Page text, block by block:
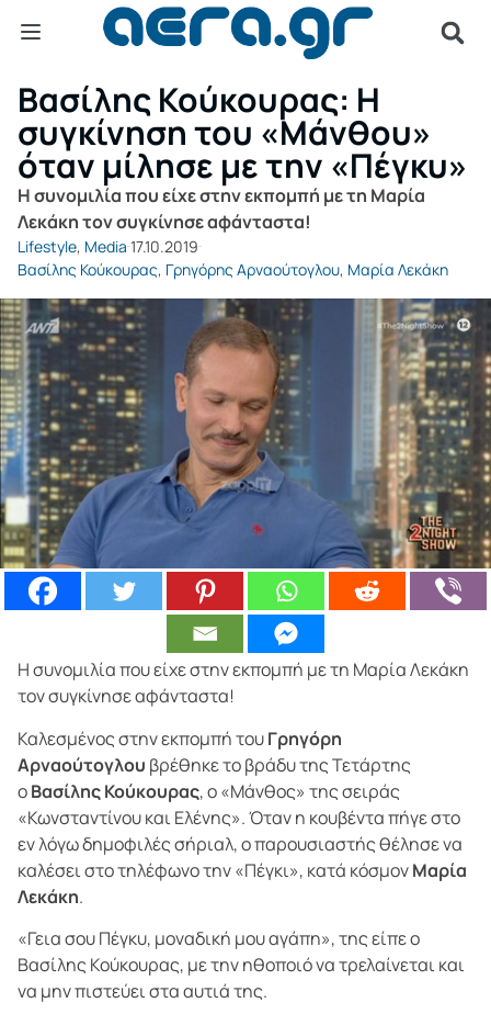
Βασίλης Κούκουρας: Η
συγκίνηση του «Μάνθου»
όταν μίλησε με την «Πέγκυ»
Η συνομιλία που είχε στην εκπομπή με τη Μαρία
Λεκάκη τον συγκίνησε αφάνταστα!
Lifestyle, Media 17.10.2019
Βασίλης Κούκουρας, Γρηγόρης Αρναούτογλου, Μαρία Λεκάκη
Η συνομιλία που είχε στην εκπομπή με τη Μαρία Λεκάκη
τον συγκίνησε αφάνταστα!
Καλεσμένος στην εκπομπή τουΓρηγόρη
Αρναούτογλου βρέθηκε το βράδυ της Τετάρτης
οΒασίλης Κούκουρας, ο «Μάνθος» της σειράς
«Κωνσταντίνου και Ελένης». Όταν η κουβέντα πήγε στο
εν λόγω δημοφιλές σήριαλ, ο παρουσιαστής θέλησε να
καλέσει στο τηλέφωνο την «Πέγκι», κατά κόσμονΜαρία
Λεκάκη.
«Γεια σου Πέγκυ, μοναδική μου αγάπη», της είπε ο
Βασίλης Κούκουρας, με την ηθοποιό να τρελαίνεται και
να μην πιστεύει στα αυτιά της.